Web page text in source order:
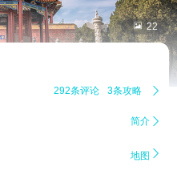
 22
292条评论 3条攻略 
简介 
地图 